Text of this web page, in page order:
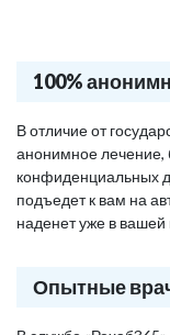
100%
В отличие от
анонимное лечение,
конфиденциальных
подъедет к вам на
наденет уже в вашей
Опытные